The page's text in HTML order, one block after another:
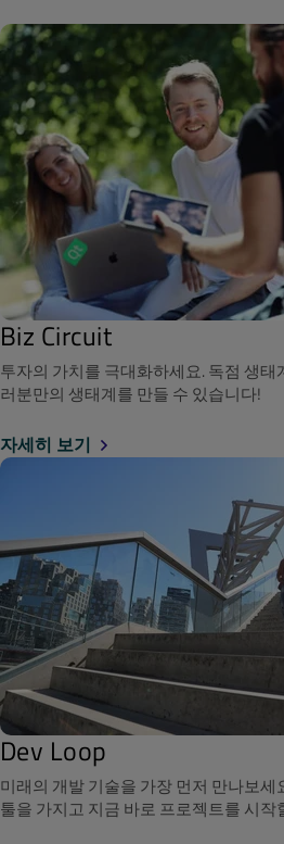
Biz Circuit
투자의 가치를 극대화하세요. 독점 생
러분만의 생태계를 만들 수 있습니다!
자세히 보기
Dev Loop
미래의 개발 기술을 가장 먼저 만나보
툴을 가지고 지금 바로 프로젝트를 시작